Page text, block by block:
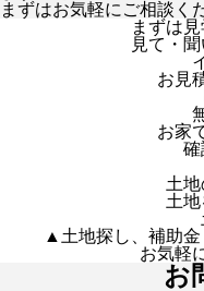
まずはお気軽にご相談く
まずは
見て・
お見
お家
確
土
土
▲土地探し、補助
お気軽
お